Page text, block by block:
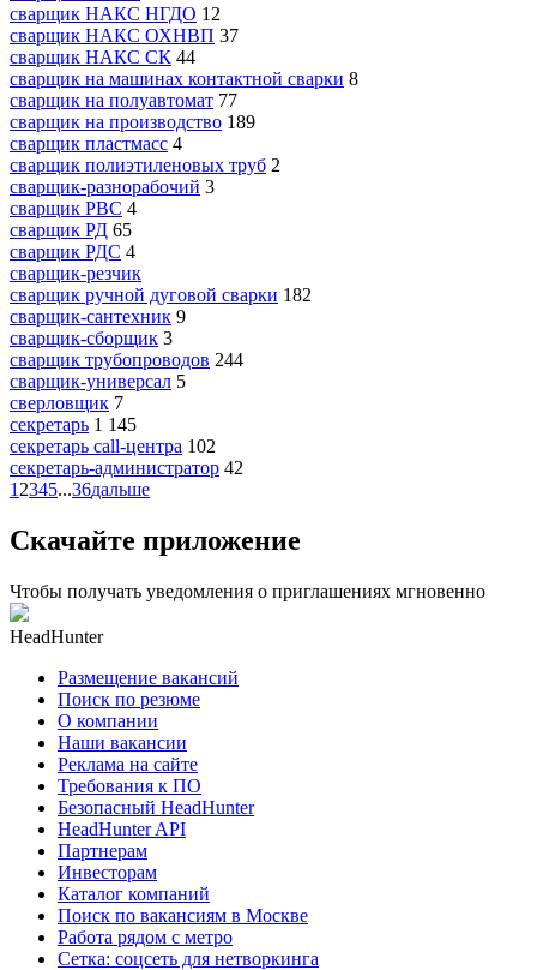
сварщик НАКС НГДО 12
сварщик НАКС ОХНВП 37
сварщик НАКС СК 44
сварщик на машинах контактной сварки 8
сварщик на полуавтомат 77
сварщик на производство 189
сварщик пластмасс 4
сварщик полиэтиленовых труб 2
сварщик-разнорабочий 3
сварщик РВС 4
сварщик РД 65
сварщик РДС 4
сварщик-резчик
сварщик ручной дуговой сварки 182
сварщик-сантехник 9
сварщик-сборщик 3
сварщик трубопроводов 244
сварщик-универсал 5
сверловщик 7
секретарь 1 145
секретарь call-центра 102
секретарь-администратор 42
1 2345...36дальше
Скачайте приложение
Чтобы получать уведомления о приглашениях мгновенно
HeadHunter
Размещение вакансий
Поиск по резюме
О компании
Наши вакансии
Реклама на сайте
Требования к ПО
Безопасный HeadHunter
HeadHunter API
Партнерам
Инвесторам
Каталог компаний
Поиск по вакансиям в Москве
Работа рядом с метро
Сетка: соцсеть для нетворкинга